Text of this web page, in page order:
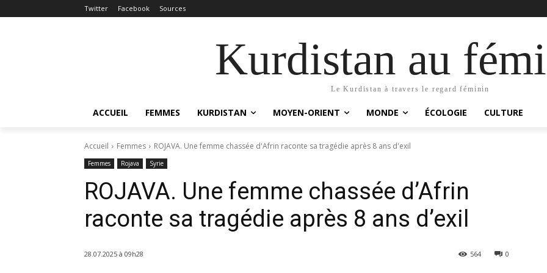
Twitter Facebook Sources
Kurdistan au
Le Kurdistan à travers le regard féminin
ACCUEIL FEMMES KURDISTAN MOYEN-ORIENT MONDE ÉCOLOGIE CULTURE
Accueil Femmes ROJAVA. Une femme chassée d'Afrin raconte sa tragédie après 8 ans d'exil
Femmes Rojava Syrie
ROJAVA. Une femme chassée d’Afrin
raconte sa tragédie après 8 ans d’exil
28.07.2025 à 09h28 0
564